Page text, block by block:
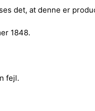
det, at denne er
1848.
fejl.